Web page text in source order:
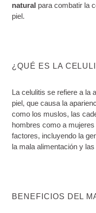
natural para combatir la
piel.
¿QUÉ ES LA
La celulitis se refiere a la
piel, que causa la
como los muslos, las
hombres como a
factores, incluyendo la
la mala alimentación y
BENEFICIOS DEL